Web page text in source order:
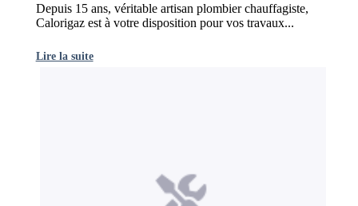
Depuis 15 ans, véritable artisan plombier chauffagiste,
Calorigaz est à votre disposition pour vos travaux...
Lire la suite